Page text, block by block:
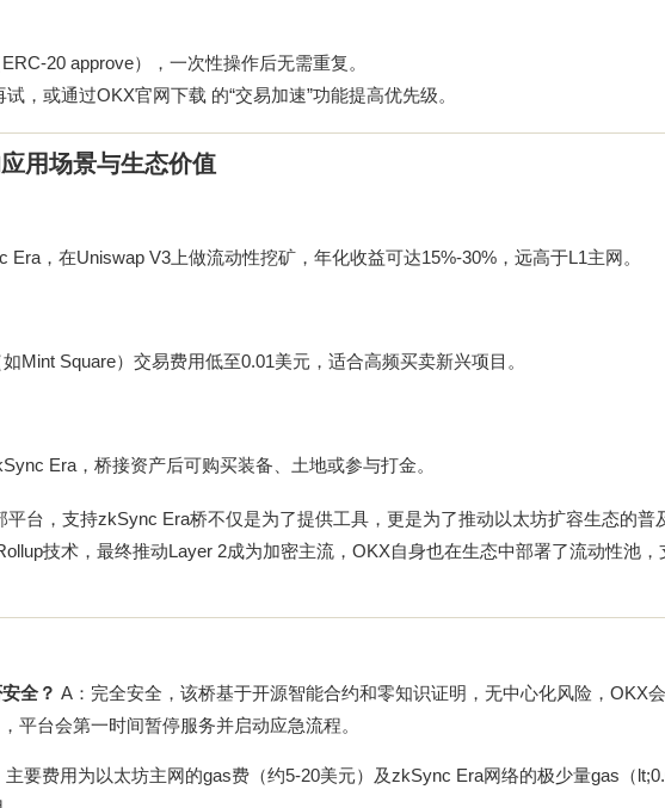
20 approve），一次性操作后无需重复。
试，或通过OKX官网下载 的“交易加速”功能提高优先级。
用场景与生态价值
，在Uniswap V3上做流动性挖矿，年化收益可达15%-30%，远高于L1主网。
Mint Square）交易费用低至0.01美元，适合高频买卖新兴项目。
Era，桥接资产后可购买装备、土地或参与打金。
平台，支持zkSync Era桥不仅是为了提供工具，更是为了推动以太坊扩容生态的普
技术，最终推动Layer 2成为加密主流，OKX自身也在生态中部署了流动性池
全？ A：完全安全，该桥基于开源智能合约和零知识证明，无中心化风险，OKX
平台会第一时间暂停服务并启动应急流程。
主要费用为以太坊主网的gas费（约5-20美元）及zkSync Era网络的极少量gas（